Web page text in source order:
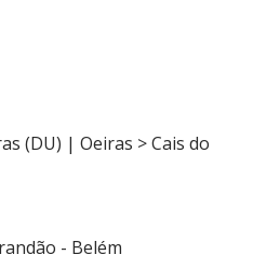
(DU) | Oeiras > Cais do
- Belém